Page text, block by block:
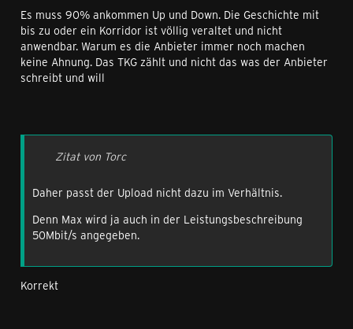
Es muss 90% ankommen Up und Down. Die Geschichte mit
bis zu oder ein Korridor ist völlig veraltet und nicht
anwendbar. Warum es die Anbieter immer noch machen
keine Ahnung. Das TKG zählt und nicht das was der Anbieter
schreibt und will
Zitat von Torc
Daher passt der Upload nicht dazu im Verhältnis.
Denn Max wird ja auch in der Leistungsbeschreibung
50Mbit/s angegeben.
Korrekt